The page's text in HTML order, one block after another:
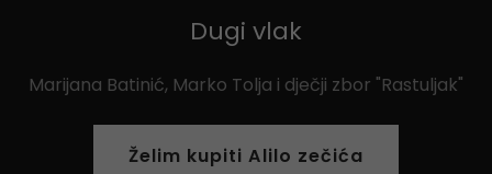
Dugi vlak
Marijana Batinić, Marko Tolja i dječji zbor "Rastuljak"
Želim kupiti Alilo zečića